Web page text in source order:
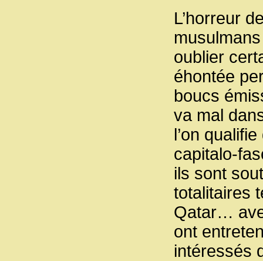
L’horreur
oublier
éhontée
boucs
va mal
l’on
capitalo-
ils sont
totalitaires
Qatar…
ont
intéressés